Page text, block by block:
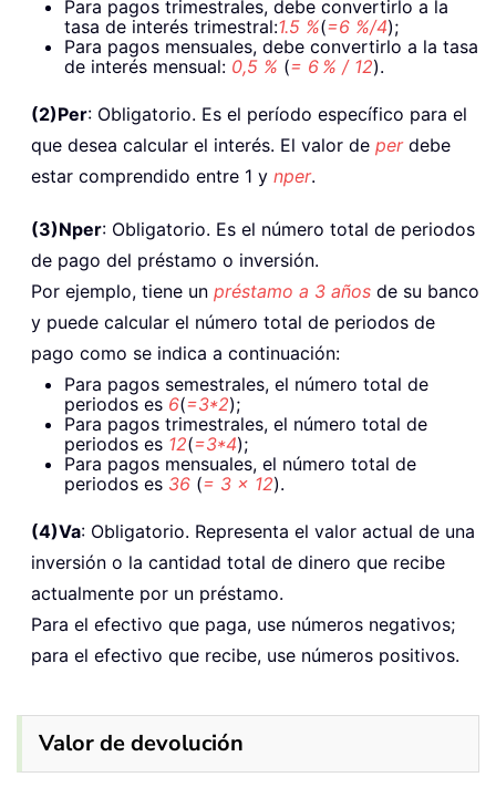
Para pagos trimestrales, debe convertirlo a la
tasa de interés trimestral:1.5 %(=6 %/4);
Para pagos mensuales, debe convertirlo a la tasa
de interés mensual: 0,5 % (= 6 % / 12).
(2)Per: Obligatorio. Es el período específico para el
que desea calcular el interés. El valor de perdebe
estar comprendido entre 1 y nper.
(3)Nper: Obligatorio. Es el número total de periodos
de pago del préstamo o inversión.
Por ejemplo, tiene un préstamo a 3 años de su banco
y puede calcular el número total de periodos de
pago como se indica a continuación:
Para pagos semestrales, el número total de
periodos es 6(=3*2);
Para pagos trimestrales, el número total de
periodos es 12(=3*4);
Para pagos mensuales, el número total de
periodos es 36 (= 3 × 12).
(4)Va: Obligatorio. Representa el valor actual de una
inversión o la cantidad total de dinero que recibe
actualmente por un préstamo.
Para el efectivo que paga, use números negativos;
para el efectivo que recibe, use números positivos.
Valor de devolución